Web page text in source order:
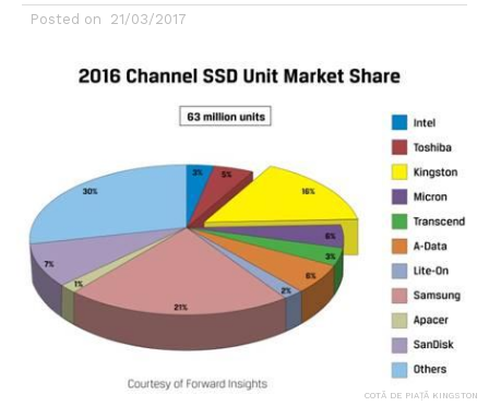
Posted on 21/03/2017
COTĂ DE PIAȚĂ KINGSTON